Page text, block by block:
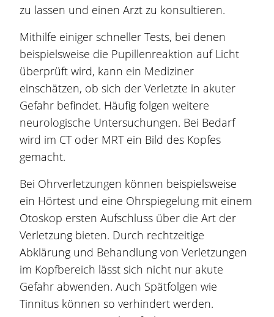
zu lassen und einen Arzt zu konsultieren.
Mithilfe einiger schneller Tests, bei denen
beispielsweise die Pupillenreaktion auf Licht
überprüft wird, kann ein Mediziner
einschätzen, ob sich der Verletzte in akuter
Gefahr befindet. Häufig folgen weitere
neurologische Untersuchungen. Bei Bedarf
wird im CT oder MRT ein Bild des Kopfes
gemacht.
Bei Ohrverletzungen können beispielsweise
ein Hörtest und eine Ohrspiegelung mit einem
Otoskop ersten Aufschluss über die Art der
Verletzung bieten. Durch rechtzeitige
Abklärung und Behandlung von Verletzungen
im Kopfbereich lässt sich nicht nur akute
Gefahr abwenden. Auch Spätfolgen wie
Tinnitus können so verhindert werden.